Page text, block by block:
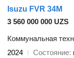
Isuzu FVR 34M
3 560 000 000 UZS
Коммунальная
2024
Состояние